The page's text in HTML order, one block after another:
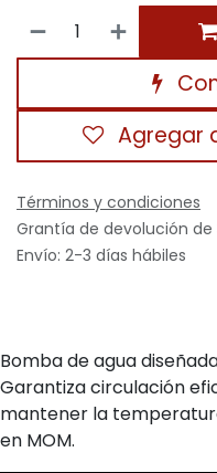
Agregar
Términos y condiciones
Grantía de devolución de
Envío: 2-3 días hábiles
Bomba de agua
Garantiza circulación
mantener la
en MOM.